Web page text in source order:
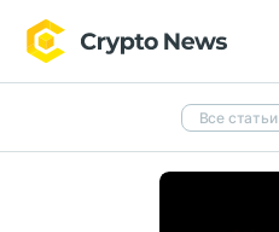
Все статьи